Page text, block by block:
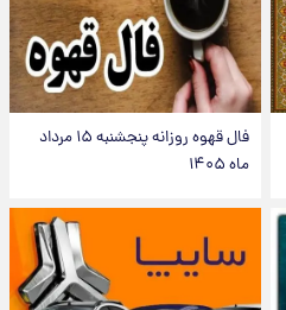
فال قهوه روزانه پنجشنبه ۱۵ مرداد
ماه ۱۴۰۵